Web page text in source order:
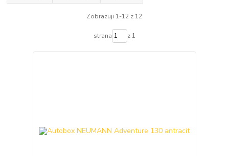
Zobrazuji 1-12 z 12
strana z 1